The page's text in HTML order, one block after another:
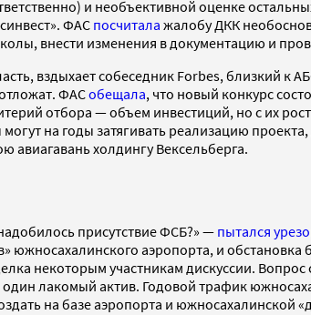
и необъективной оценке
ФАС посчитала жалобу ДКК
внести изменения в документацию и
вздыхает собеседник Forbes, близкий
ФАСобещала, что новый конкурс
отбора — объем инвестиций, но с их
на годы затягивать реализацию
авиагавань холдингу Вексельберга.
присутствие ФСБ?» — пытался
южносахалинского аэропорта, и
некоторым участникам дискуссии.
лакомый актив. Годовой трафик
на базе аэропорта и южносахалинской